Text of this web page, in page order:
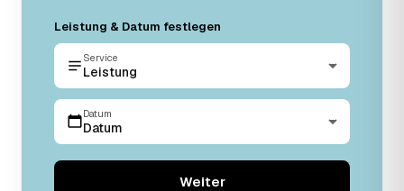
Leistung & Datum festlegen
Service
Leistung
Datum
Datum
Weiter